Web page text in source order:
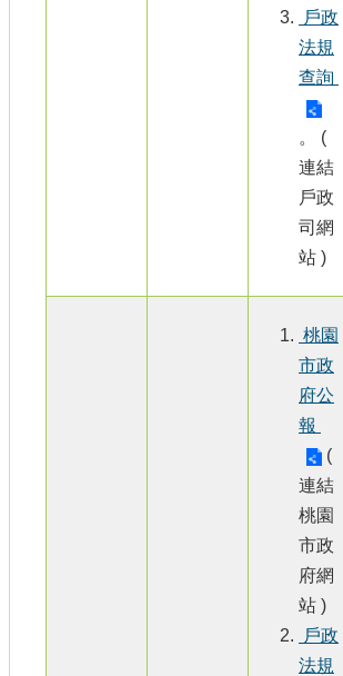
戶政
法規
查詢
。 (
連結
戶政
司網
站 )
桃園
市政
府公
報
(
連結
桃園
市政
府網
站 )
戶政
法規